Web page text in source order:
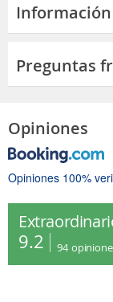
Preguntas
Opiniones
Opiniones 100%
9.2 94